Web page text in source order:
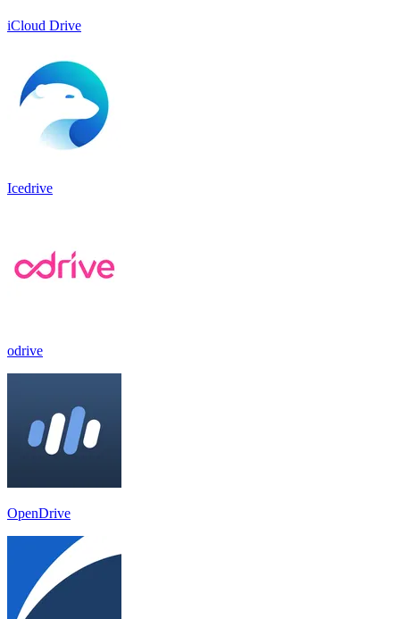
iCloud Drive
Icedrive
odrive
OpenDrive